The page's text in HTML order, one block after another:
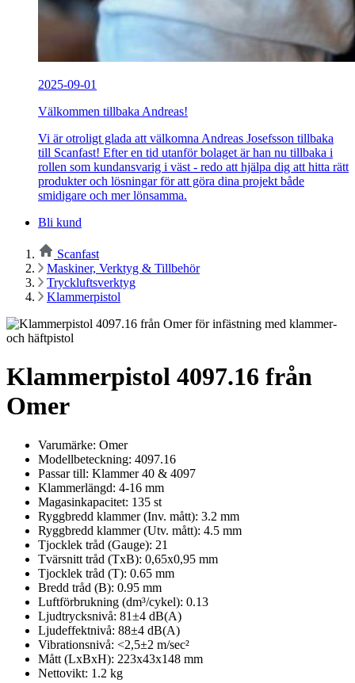
2025-09-01
Välkommen tillbaka Andreas!
Vi är otroligt glada att välkomna Andreas Josefsson tillbaka
till Scanfast! Efter en tid utanför bolaget är han nu tillbaka i
rollen som kundansvarig i väst - redo att hjälpa dig att hitta rätt
produkter och lösningar för att göra dina projekt både
smidigare och mer lönsamma.
Bli kund
Scanfast
Maskiner, Verktyg & Tillbehör
Tryckluftsverktyg
Klammerpistol
Klammerpistol 4097.16 från
Omer
Varumärke: Omer
Modellbeteckning: 4097.16
Passar till: Klammer 40 & 4097
Klammerlängd: 4-16 mm
Magasinkapacitet: 135 st
Ryggbredd klammer (Inv. mått): 3.2 mm
Ryggbredd klammer (Utv. mått): 4.5 mm
Tjocklek tråd (Gauge): 21
Tvärsnitt tråd (TxB): 0,65x0,95 mm
Tjocklek tråd (T): 0.65 mm
Bredd tråd (B): 0.95 mm
Luftförbrukning (dm³/cykel): 0.13
Ljudtrycksnivå: 81±4 dB(A)
Ljudeffektnivå: 88±4 dB(A)
Vibrationsnivå: <2,5±2 m/sec²
Mått (LxBxH): 223x43x148 mm
Nettovikt: 1.2 kg